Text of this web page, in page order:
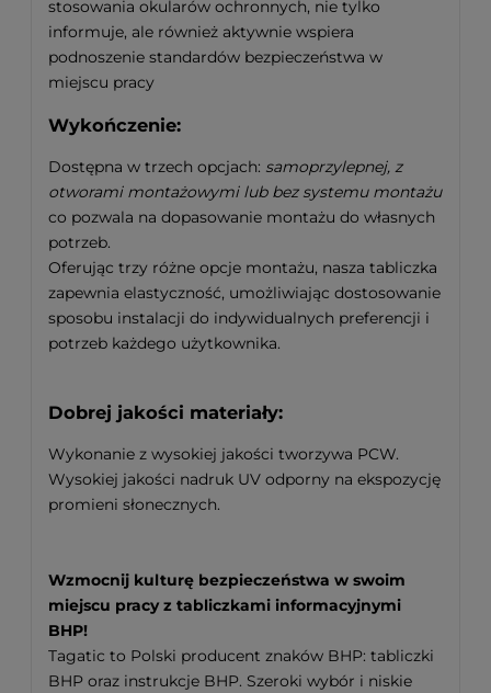
stosowania okularów ochronnych, nie tylko
informuje, ale również aktywnie wspiera
podnoszenie standardów bezpieczeństwa w
miejscu pracy
Wykończenie:
Dostępna w trzech opcjach: samoprzylepnej, z
otworami montażowymi lub bez systemu montażu
co pozwala na dopasowanie montażu do własnych
potrzeb.
Oferując trzy różne opcje montażu, nasza tabliczka
zapewnia elastyczność, umożliwiając dostosowanie
sposobu instalacji do indywidualnych preferencji i
potrzeb każdego użytkownika.
Dobrej jakości materiały:
Wykonanie z wysokiej jakości tworzywa PCW.
Wysokiej jakości nadruk UV odporny na ekspozycję
promieni słonecznych.
Wzmocnij kulturę bezpieczeństwa w swoim
miejscu pracy z tabliczkami informacyjnymi
BHP!
Tagatic to Polski producent znaków BHP: tabliczki
BHP oraz instrukcje BHP. Szeroki wybór i niskie